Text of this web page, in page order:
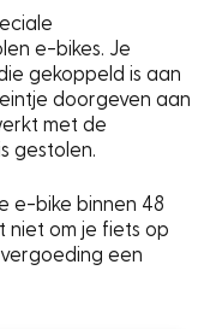
e-bikes. Je
gekoppeld is aan
doorgeven aan
met de
gestolen.
e-bike binnen 48
niet om je fiets op
een